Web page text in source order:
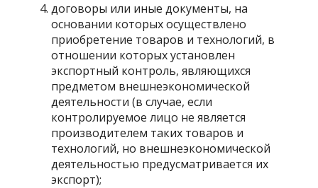
договоры или иные документы, на
основании которых осуществлено
приобретение товаров и технологий, в
отношении которых установлен
экспортный контроль, являющихся
предметом внешнеэкономической
деятельности (в случае, если
контролируемое лицо не является
производителем таких товаров и
технологий, но внешнеэкономической
деятельностью предусматривается их
экспорт);